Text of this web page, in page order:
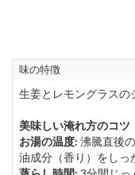
味の特徴
生姜とレモングラスの
美味しい淹れ方のコツ
お湯の温度: 沸騰直後
油成分（香り）をしっ